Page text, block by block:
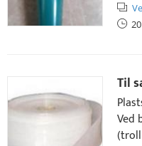
Til
Ved
(troll